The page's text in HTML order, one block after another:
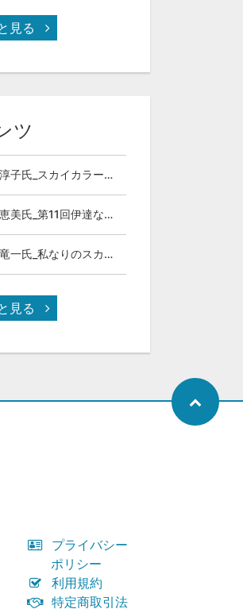
見る
ツ
坂本淳子氏_スカイカラー人材とは
湯田恵美氏_第11回伊達な大学院セミナー
岡部竜一氏_私なりのスカイカラ―人材
見る
プライバシー
ポリシー
利用規約
特定商取引法